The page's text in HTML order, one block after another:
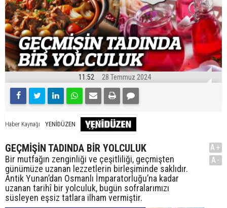
11:52 28 Temmuz 2024
Haber Kaynağı YENİDÜZEN
GEÇMİŞİN TADINDA BİR YOLCULUK
Bir mutfağın zenginliği ve çeşitliliği, geçmişten
günümüze uzanan lezzetlerin birleşiminde saklıdır.
Antik Yunan’dan Osmanlı İmparatorluğu’na kadar
uzanan tarihî bir yolculuk, bugün sofralarımızı
süsleyen eşsiz tatlara ilham vermiştir.
A+
A-